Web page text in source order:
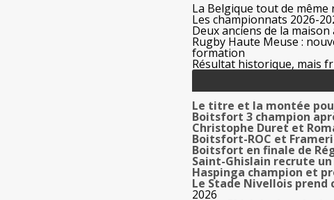
La Belgique tout de même
Les championnats 2026-
Deux anciens de la
Rugby Haute Meuse :
formation
Résultat historique, mais
Le titre et la montée
Boitsfort 3 champion
Christophe Duret et
Boitsfort-ROC et
Boitsfort en finale de
Saint-Ghislain recrute un
Haspinga champion et
Le Stade Nivellois prend
2026